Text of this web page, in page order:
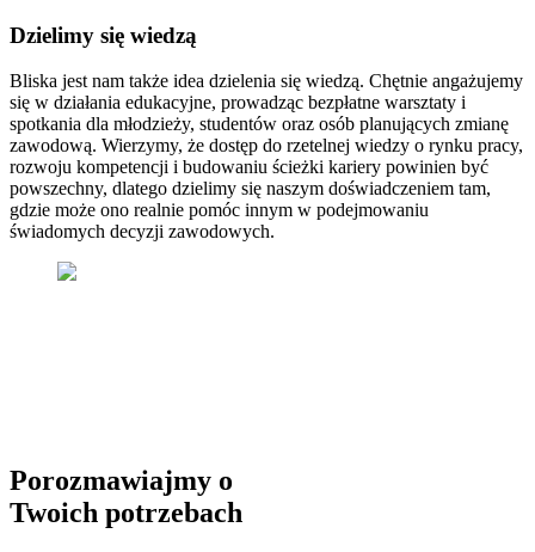
Dzielimy się wiedzą
Bliska jest nam także idea dzielenia się wiedzą. Chętnie angażujemy
się w działania edukacyjne, prowadząc bezpłatne warsztaty i
spotkania dla młodzieży, studentów oraz osób planujących zmianę
zawodową. Wierzymy, że dostęp do rzetelnej wiedzy o rynku pracy,
rozwoju kompetencji i budowaniu ścieżki kariery powinien być
powszechny, dlatego dzielimy się naszym doświadczeniem tam,
gdzie może ono realnie pomóc innym w podejmowaniu
świadomych decyzji zawodowych.
Porozmawiajmy o
Twoich potrzebach